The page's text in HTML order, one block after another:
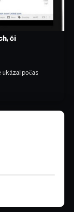
či
ukázal počas